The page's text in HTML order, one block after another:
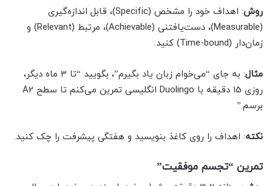
روش
: اهداف خود را مشخص (Specific)، قابل اندازه‌گیری
(Measurable)، دست‌یافتنی (Achievable)، مرتبط (Relevant) و
زمان‌دار (Time-bound) کنید.
مثال
: به جای “می‌خوام زبان یاد بگیرم”، بگویید “تا 3 ماه دیگر،
روزی 15 دقیقه با Duolingo انگلیسی تمرین می‌کنم تا سطح A2
برسم.”
نکته: اهداف را روی کاغذ بنویسید و هفتگی پیشرفت را چک کنید.
تمرین “تجسم موفقیت”